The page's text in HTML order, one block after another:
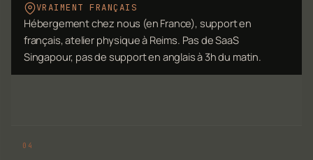
VRAIMENT FRANÇAIS
Hébergement chez nous (en France), support en
français, atelier physique à Reims. Pas de SaaS
Singapour, pas de support en anglais à 3h du matin.